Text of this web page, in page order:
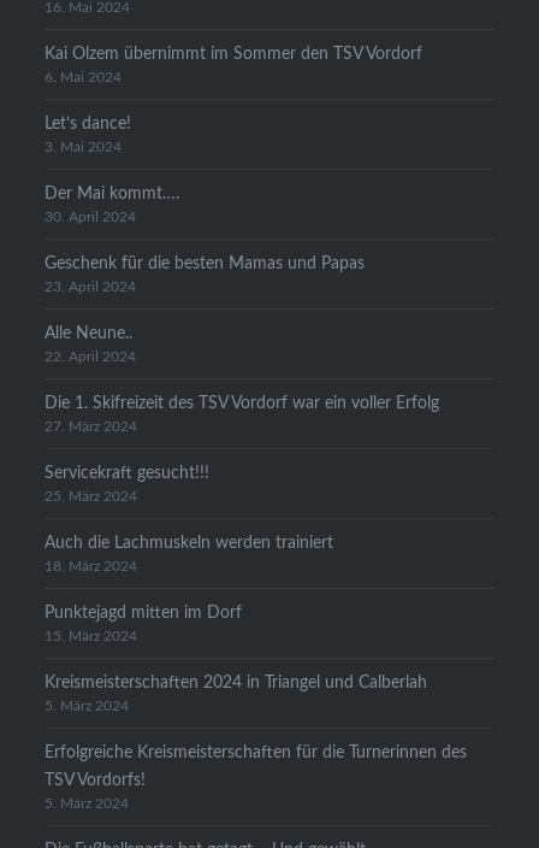
16. Mai 2024
Kai Olzem übernimmt im Sommer den TSV Vordorf
6. Mai 2024
Let’s dance!
3. Mai 2024
Der Mai kommt….
30. April 2024
Geschenk für die besten Mamas und Papas
23. April 2024
Alle Neune..
22. April 2024
Die 1. Skifreizeit des TSV Vordorf war ein voller Erfolg
27. März 2024
Servicekraft gesucht!!!
25. März 2024
Auch die Lachmuskeln werden trainiert
18. März 2024
Punktejagd mitten im Dorf
15. März 2024
Kreismeisterschaften 2024 in Triangel und Calberlah
5. März 2024
Erfolgreiche Kreismeisterschaften für die Turnerinnen des
TSV Vordorfs!
5. März 2024